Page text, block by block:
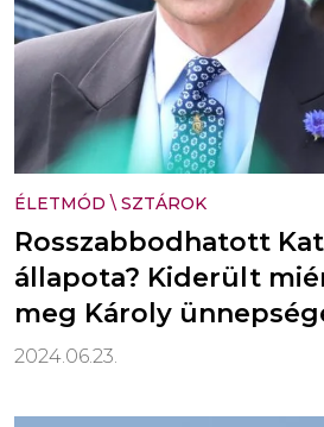
ÉLETMÓD \ SZTÁROK
Rosszabbodhatott
állapota? Kiderült
meg Károly
2024.06.23.